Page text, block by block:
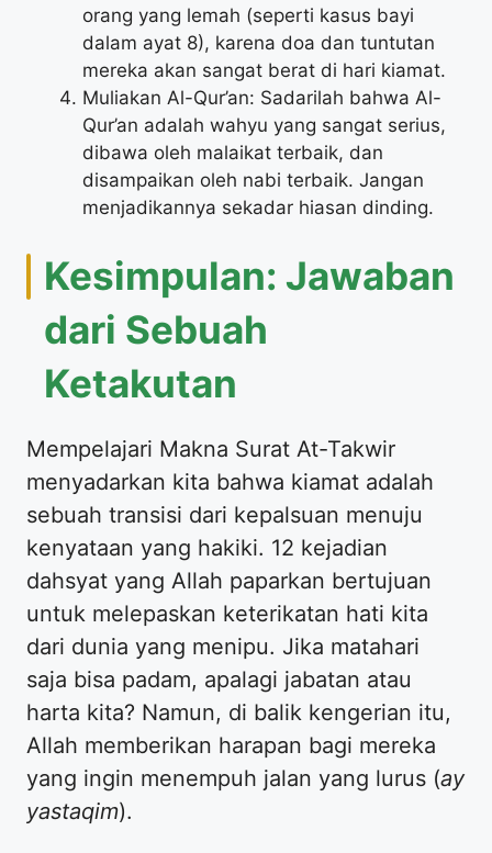
orang yang lemah (seperti kasus bayi
dalam ayat 8), karena doa dan tuntutan
mereka akan sangat berat di hari kiamat.
Muliakan Al-Qur’an: Sadarilah bahwa Al-
Qur’an adalah wahyu yang sangat serius,
dibawa oleh malaikat terbaik, dan
disampaikan oleh nabi terbaik. Jangan
menjadikannya sekadar hiasan dinding.
Kesimpulan: Jawaban
dari Sebuah
Ketakutan
Mempelajari Makna Surat At-Takwir
menyadarkan kita bahwa kiamat adalah
sebuah transisi dari kepalsuan menuju
kenyataan yang hakiki. 12 kejadian
dahsyat yang Allah paparkan bertujuan
untuk melepaskan keterikatan hati kita
dari dunia yang menipu. Jika matahari
saja bisa padam, apalagi jabatan atau
harta kita? Namun, di balik kengerian itu,
Allah memberikan harapan bagi mereka
yang ingin menempuh jalan yang lurus (ay
yastaqim).